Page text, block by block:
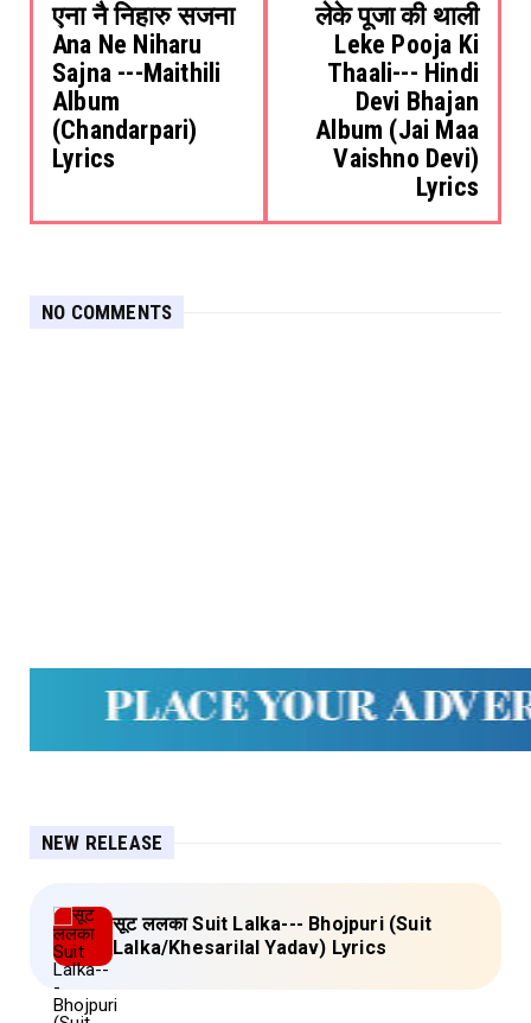
एना नै निहारु सजना
Ana Ne Niharu
Sajna ---Maithili
Album
(Chandarpari)
Lyrics
लेके पूजा की थाली
Leke Pooja Ki
Thaali--- Hindi
Devi Bhajan
Album (Jai Maa
Vaishno Devi)
Lyrics
NO COMMENTS
NEW RELEASE
सूट ललका Suit Lalka--- Bhojpuri (Suit
Lalka/Khesarilal Yadav) Lyrics